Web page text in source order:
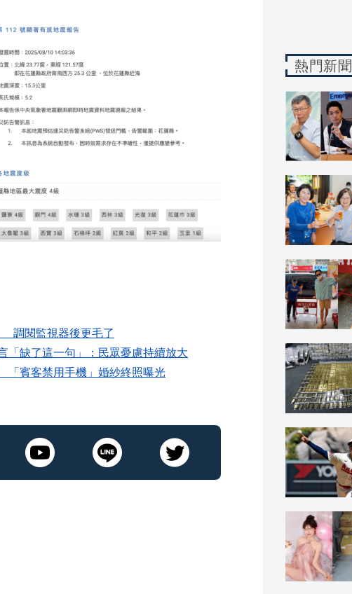
調閱監視器後更毛了
缺了這一句」：民眾憂慮持續放大
賓客禁用手機」婚紗終照曝光
熱門新聞